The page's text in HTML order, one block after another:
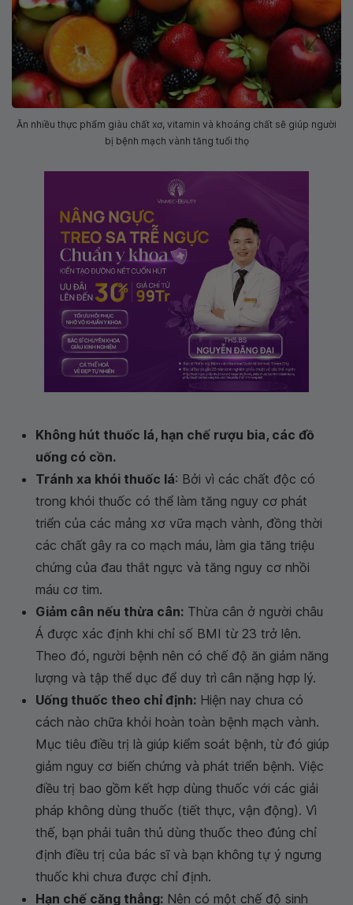
Ăn nhiều thực phẩm giàu chất xơ, vitamin và khoáng chất sẽ giúp người
bị bệnh mạch vành tăng tuổi thọ
Không hút thuốc lá, hạn chế rượu bia, các đồ
uống có cồn.
Tránh xa khói thuốc lá: Bởi vì các chất độc có
trong khói thuốc có thể làm tăng nguy cơ phát
triển của các mảng xơ vữa mạch vành, đồng thời
các chất gây ra co mạch máu, làm gia tăng triệu
chứng của đau thắt ngực và tăng nguy cơ nhồi
máu cơ tim.
Giảm cân nếu thừa cân: Thừa cân ở người châu
Á được xác định khi chỉ số BMI từ 23 trở lên.
Theo đó, người bệnh nên có chế độ ăn giảm năng
lượng và tập thể dục để duy trì cân nặng hợp lý.
Uống thuốc theo chỉ định: Hiện nay chưa có
cách nào chữa khỏi hoàn toàn bệnh mạch vành.
Mục tiêu điều trị là giúp kiểm soát bệnh, từ đó giúp
giảm nguy cơ biến chứng và phát triển bệnh. Việc
điều trị bao gồm kết hợp dùng thuốc với các giải
pháp không dùng thuốc (tiết thực, vận động). Vì
thế, bạn phải tuân thủ dùng thuốc theo đúng chỉ
định điều trị của bác sĩ và bạn không tự ý ngưng
thuốc khi chưa được chỉ định.
Hạn chế căng thẳng: Nên có một chế độ sinh